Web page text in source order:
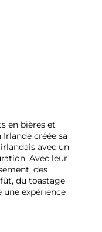
en bières et
Irlande créée sa
avec un
Avec leur
des
du toastage
une expérience